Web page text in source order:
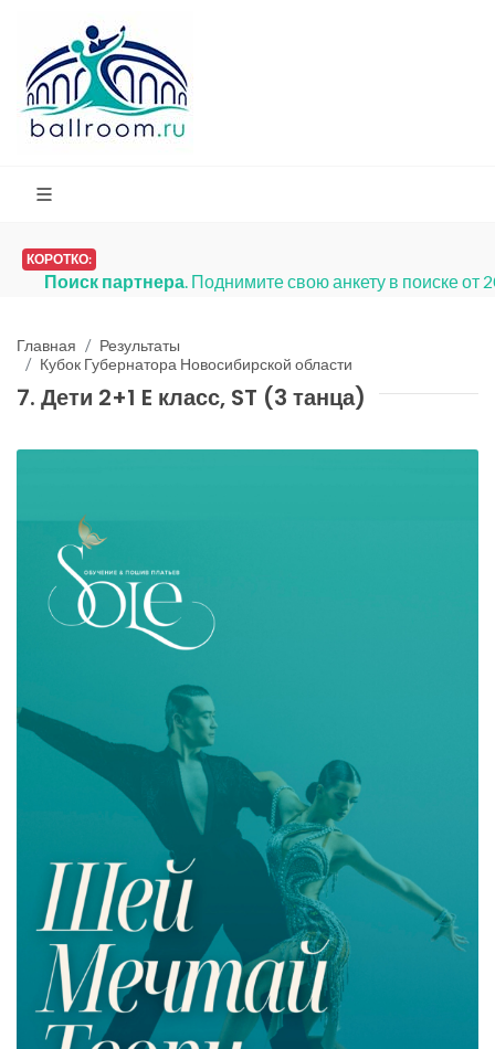
КОРОТКО:
Поиск партнера. Поднимите свою анкету в поиске от
Главная
Результаты
Кубок Губернатора Новосибирской области
7. Дети 2+1 E класс, ST (3 танца)